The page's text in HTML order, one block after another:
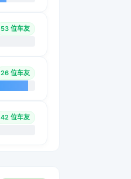
53 位车友
26 位车友
42 位车友